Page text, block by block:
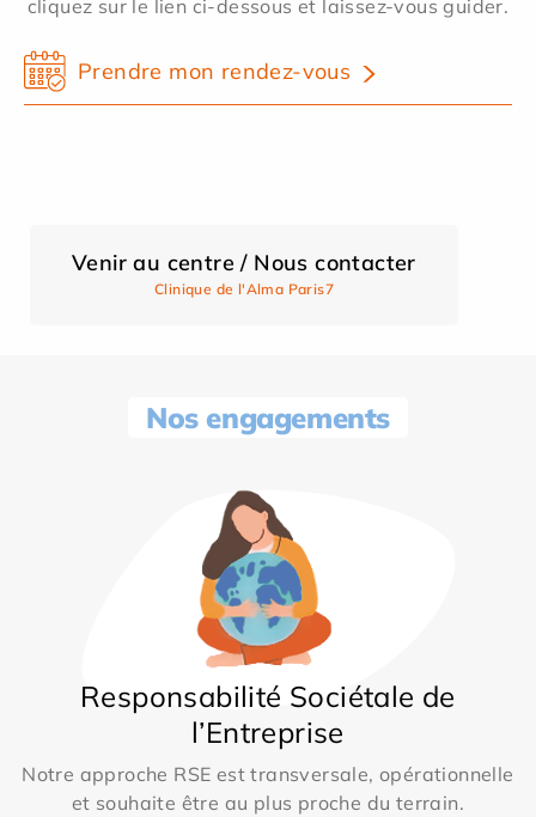
cliquez sur le lien ci-dessous et laissez-vous guider.
Prendre mon rendez-vous
Venir au centre / Nous contacter
Clinique de l'Alma Paris7
Nos engagements
Responsabilité Sociétale de
l’Entreprise
Notre approche RSE est transversale, opérationnelle
et souhaite être au plus proche du terrain.